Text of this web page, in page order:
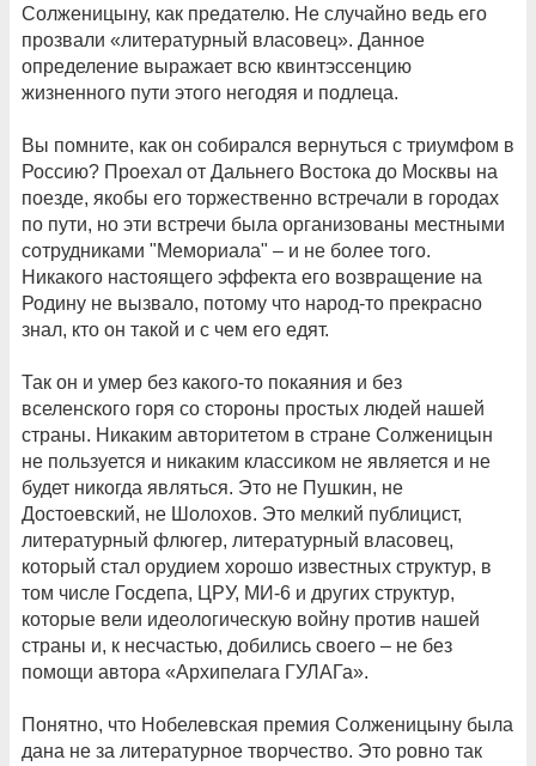
Солженицыну, как предателю. Не случайно ведь его
прозвали «литературный власовец». Данное
определение выражает всю квинтэссенцию
жизненного пути этого негодяя и подлеца.
Вы помните, как он собирался вернуться с триумфом в
Россию? Проехал от Дальнего Востока до Москвы на
поезде, якобы его торжественно встречали в городах
по пути, но эти встречи была организованы местными
сотрудниками "Мемориала" – и не более того.
Никакого настоящего эффекта его возвращение на
Родину не вызвало, потому что народ-то прекрасно
знал, кто он такой и с чем его едят.
Так он и умер без какого-то покаяния и без
вселенского горя со стороны простых людей нашей
страны. Никаким авторитетом в стране Солженицын
не пользуется и никаким классиком не является и не
будет никогда являться. Это не Пушкин, не
Достоевский, не Шолохов. Это мелкий публицист,
литературный флюгер, литературный власовец,
который стал орудием хорошо известных структур, в
том числе Госдепа, ЦРУ, МИ-6 и других структур,
которые вели идеологическую войну против нашей
страны и, к несчастью, добились своего – не без
помощи автора «Архипелага ГУЛАГа».
Понятно, что Нобелевская премия Солженицыну была
дана не за литературное творчество. Это ровно так